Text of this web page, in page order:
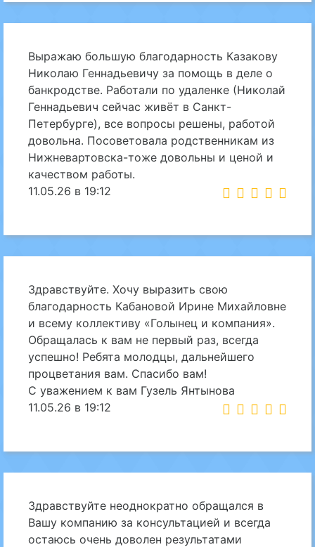
Выражаю большую благодарность Казакову
Николаю Геннадьевичу за помощь в деле о
банкродстве. Работали по удаленке (Николай
Геннадьевич сейчас живёт в Санкт-
Петербурге), все вопросы решены, работой
довольна. Посоветовала родственникам из
Нижневартовска-тоже довольны и ценой и
качеством работы.
11.05.26 в 19:12
Здравствуйте. Хочу выразить свою
благодарность Кабановой Ирине Михайловне
и всему коллективу «Голынец и компания».
Обращалась к вам не первый раз, всегда
успешно! Ребята молодцы, дальнейшего
процветания вам. Спасибо вам!
С уважением к вам Гузель Янтынова
11.05.26 в 19:12
Здравствуйте неоднократно обращался в
Вашу компанию за консультацией и всегда
остаюсь очень доволен результатами